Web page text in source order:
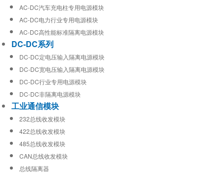
AC-DC汽车充电柱专用电源模块
AC-DC电力行业专用电源模块
AC-DC高性能标准隔离电源模块
DC-DC系列
DC-DC定电压输入隔离电源模块
DC-DC宽电压输入隔离电源模块
DC-DC行业专用电源模块
DC-DC非隔离电源模块
工业通信模块
232总线收发模块
422总线收发模块
485总线收发模块
CAN总线收发模块
总线隔离器